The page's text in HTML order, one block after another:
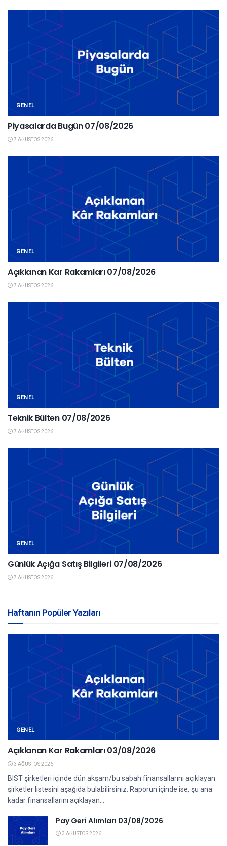
GENEL
Piyasalarda Bugün 07/08/2026
7 AĞUSTOS 2026
GENEL
Açıklanan Kar Rakamları 07/08/2026
7 AĞUSTOS 2026
GENEL
Teknik Bülten 07/08/2026
7 AĞUSTOS 2026
GENEL
Günlük Açığa Satış Bilgileri 07/08/2026
7 AĞUSTOS 2026
Haftanın Popüler Yazıları
GENEL
Açıklanan Kar Rakamları 03/08/2026
3 AĞUSTOS 2026
BIST şirketleri içinde dün akşam/bu sabah finansallarını açıklayan
şirketler listesini aşağıda bulabilirsiniz. Raporun içinde ise, şu ana
kadar finansallarını açıklayan...
Pay Geri Alımları 03/08/2026
3 AĞUSTOS 2026